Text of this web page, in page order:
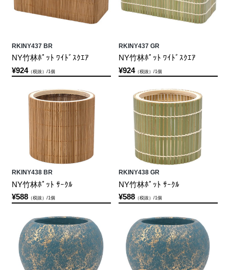
RKINY437 BR
NY竹林ﾎﾟｯﾄ ﾜｲﾄﾞｽｸｴｱ
¥924（税抜）/1個
RKINY437 GR
NY竹林ﾎﾟｯﾄ ﾜｲﾄﾞｽｸｴｱ
¥924（税抜）/1個
RKINY438 BR
NY竹林ﾎﾟｯﾄ ｻｰｸﾙ
¥588（税抜）/1個
RKINY438 GR
NY竹林ﾎﾟｯﾄ ｻｰｸﾙ
¥588（税抜）/1個